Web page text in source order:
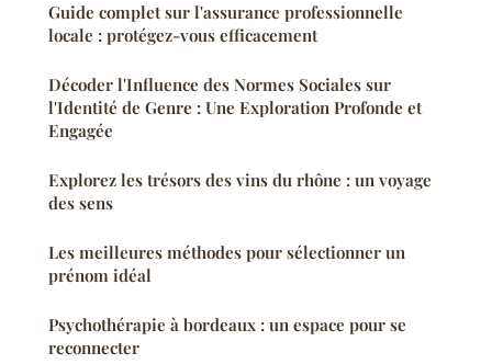
Guide complet sur l'assurance professionnelle
locale : protégez-vous efficacement
Décoder l'Influence des Normes Sociales sur
l'Identité de Genre : Une Exploration Profonde et
Engagée
Explorez les trésors des vins du rhône : un voyage
des sens
Les meilleures méthodes pour sélectionner un
prénom idéal
Psychothérapie à bordeaux : un espace pour se
reconnecter